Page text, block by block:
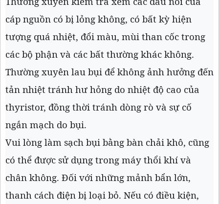
cáp nguồn có bị lỏng không, có bất kỳ hiện
tượng quá nhiệt, đổi màu, mùi than cốc trong
các bộ phận và các bất thường khác không.
Thường xuyên lau bụi để không ảnh hưởng đến
tản nhiệt tránh hư hỏng do nhiệt độ cao của
thyristor, đồng thời tránh dòng rò và sự cố
ngắn mạch do bụi.
Vui lòng làm sạch bụi bằng bàn chải khô, cũng
có thể được sử dụng trong máy thổi khí và
chân không. Đối với những mảnh bẩn lớn,
thanh cách điện bị loại bỏ. Nếu có điều kiện,